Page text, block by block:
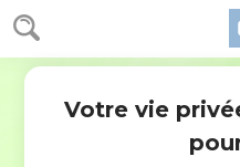
Votre vie